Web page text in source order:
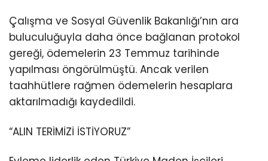
Çalışma ve Sosyal Güvenlik Bakanlığı’nın ara
buluculuğuyla daha önce bağlanan protokol
gereği, ödemelerin 23 Temmuz tarihinde
yapılması öngörülmüştü. Ancak verilen
taahhütlere rağmen ödemelerin hesaplara
aktarılmadığı kaydedildi.
“ALIN TERİMİZİ İSTİYORUZ”